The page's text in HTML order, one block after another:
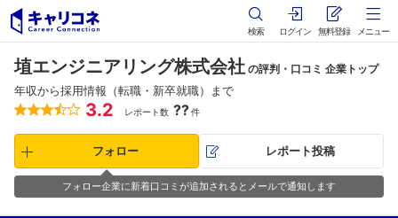
検索 ログイン 無料登録 メニュー
埴エンジニアリング株式会社 の評判・口コミ 企業トップ
年収から採用情報（転職・新卒就職）まで
3.2 レポート数 ??件
フォロー レポート投稿
フォロー企業に新着口コミが追加されるとメールで通知します